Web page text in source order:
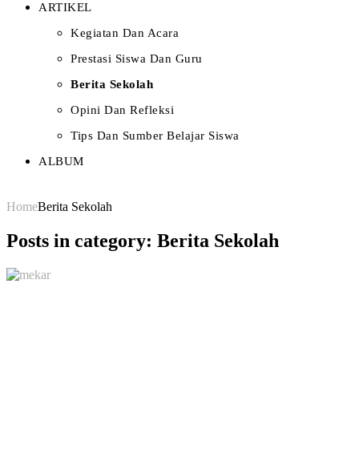
ARTIKEL
Kegiatan Dan Acara
Prestasi Siswa Dan Guru
Berita Sekolah
Opini Dan Refleksi
Tips Dan Sumber Belajar Siswa
ALBUM
HomeBerita Sekolah
Posts in category: Berita Sekolah